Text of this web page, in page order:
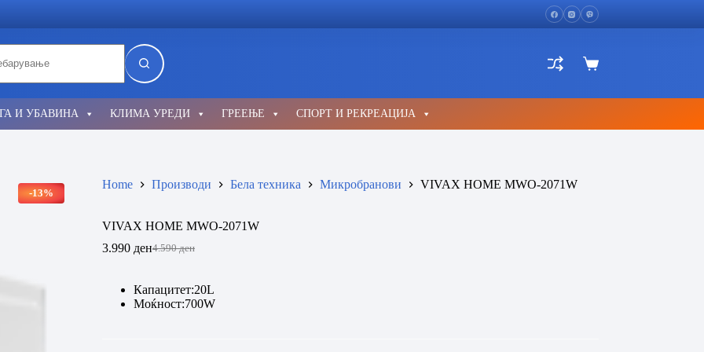
Shopping
И УБАВИНА КЛИМА УРЕДИ ГРЕЕЊЕ СПОРТ И РЕКРЕАЦИЈА
-13%
Home Производи Бела техника Микробранови VIVAX HOME MWO-2071W
VIVAX HOME MWO-2071W
4.590ден
Original
4.590 ден.
3.990 денCurrent
3.990 ден.
Кaпацитет:20L
Моќност:700W